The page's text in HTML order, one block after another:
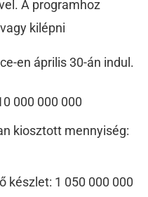
A programhoz
kilépni
en április 30-án indul.
000 000 000
kiosztott mennyiség:
készlet: 1 050 000 000